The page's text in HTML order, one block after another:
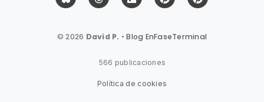
© 2026 David P. •Blog EnFaseTerminal
566 publicaciones
Política de cookies